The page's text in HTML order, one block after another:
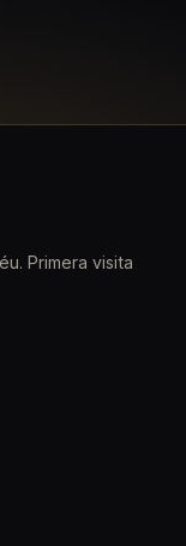
Primera visita